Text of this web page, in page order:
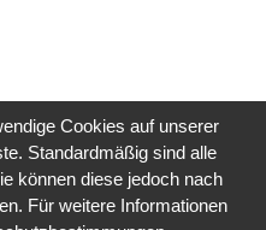
Cookies auf unserer
Standardmäßig sind alle
können diese jedoch nach
Für weitere Informationen